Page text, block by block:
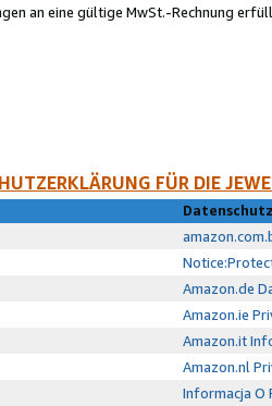
an eine gültige MwSt.-Rechnung
FÜR DIE
Amazon.de
Amazon.ie
Amazon.it
Amazon.nl
Informacja O